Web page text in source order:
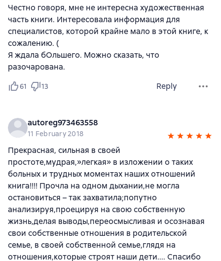
Честно говоря, мне не интересна художественная
часть книги. Интересовала информация для
специалистов, которой крайне мало в этой книге, к
сожалению. (
Я ждала бОльшего. Можно сказать, что
разочарована.
61 13 Reply
autoreg973463558
11 February 2018
Прекрасная, сильная в своей
простоте,мудрая,»легкая» в изложении о таких
больных и трудных моментах наших отношений
книга!!!! Прочла на одном дыхании,не могла
остановиться – так захватила;попутно
анализируя,проецируя на свою собственную
жизнь,делая выводы,переосмысливая и осознавая
свои собственные отношения в родительской
семье, в своей собственной семье,глядя на
отношения,которые строят наши дети.... Спасибо